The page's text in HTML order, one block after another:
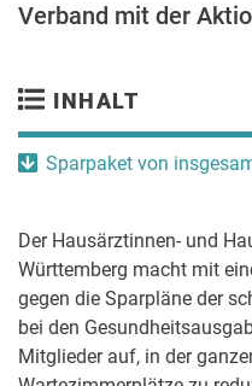
Verband mit der
INHALT
Sparpaket von
Der Hausärztinnen- und
Württemberg macht mit
gegen die Sparpläne der
bei den
Mitglieder auf, in der